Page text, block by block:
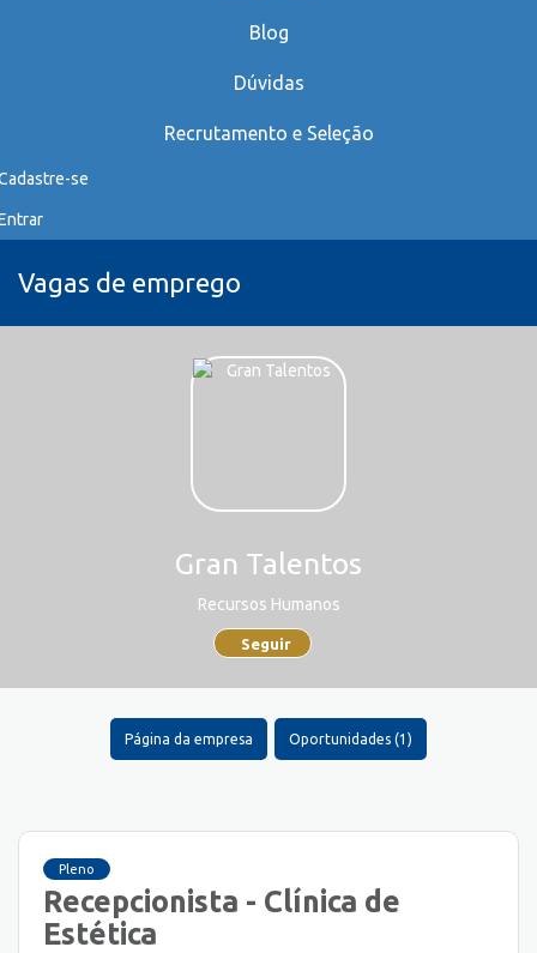
Blog
Dúvidas
Recrutamento e Seleção
se
Vagas de emprego
Gran Talentos
Recursos Humanos
Seguir
Página da empresa Oportunidades (1)
Pleno
Recepcionista - Clínica de
Estética